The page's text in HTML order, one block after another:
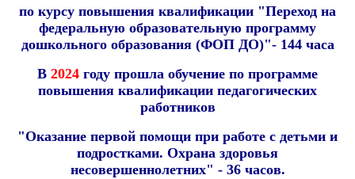
по курсу повышения квалификации "Переход на
федеральную образовательную программу
дошкольного образования (ФОП ДО)"- 144 часа
В 2024 году прошла обучение по программе
повышения квалификации педагогических
работников
"Оказание первой помощи при работе с детьми и
подростками. Охрана здоровья
несовершеннолетних" - 36 часов.